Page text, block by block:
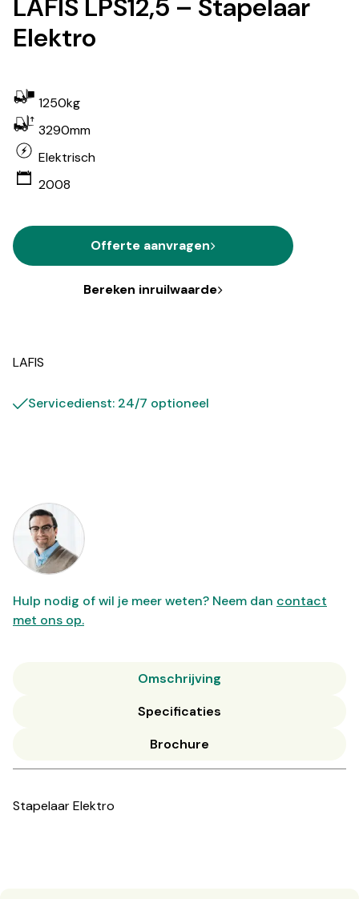
LAFIS LPS12,5 – Stapelaar
Elektro
1250kg
3290mm
Elektrisch
2008
Offerte aanvragen
Bereken inruilwaarde
LAFIS
Servicedienst: 24/7 optioneel
Hulp nodig of wil je meer weten? Neem dan contact
met ons op.
Omschrijving
Specificaties
Brochure
Stapelaar Elektro